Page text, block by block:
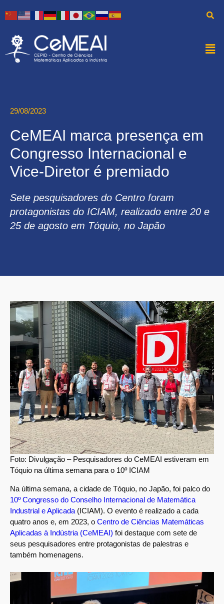
29/08/2023
CeMEAI marca presença em
Congresso Internacional e
Vice-Diretor é premiado
Sete pesquisadores do Centro foram
protagonistas do ICIAM, realizado entre 20 e
25 de agosto em Tóquio, no Japão
Foto: Divulgação – Pesquisadores do CeMEAI estiveram em
Tóquio na última semana para o 10º ICIAM
Na última semana, a cidade de Tóquio, no Japão, foi palco do
10º Congresso do Conselho Internacional de Matemática
Industrial e Aplicada (ICIAM). O evento é realizado a cada
quatro anos e, em 2023, o Centro de Ciências Matemáticas
Aplicadas à Indústria (CeMEAI) foi destaque com sete de
seus pesquisadores entre protagonistas de palestras e
também homenagens.